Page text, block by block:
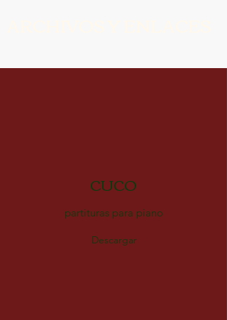
CUCO
partituras para piano
Descargar